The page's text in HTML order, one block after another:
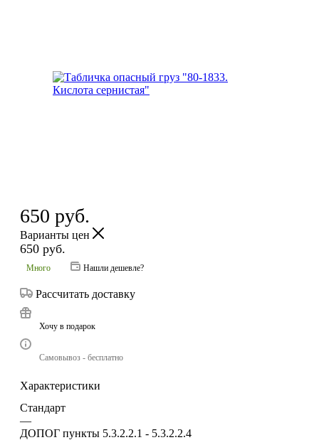
650 руб.
Варианты цен
650 руб.
Много Нашли дешевле?
Рассчитать доставку
Хочу в подарок
Самовывоз - бесплатно
Характеристики
Стандарт
—
ДОПОГ пункты 5.3.2.2.1 - 5.3.2.2.4